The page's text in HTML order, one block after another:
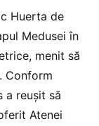
Huerta de
Medusei în
menit să
Conform
a reuşit să
Atenei